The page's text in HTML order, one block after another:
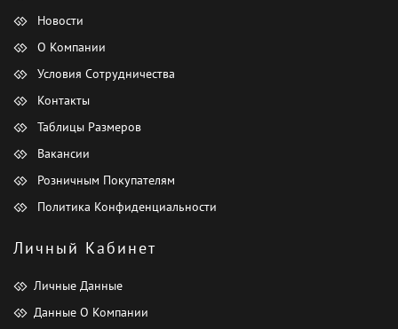
Новости
О Компании
Условия Сотрудничества
Контакты
Таблицы Размеров
Вакансии
Розничным Покупателям
Политика Конфиденциальности
Личный Кабинет
Личные Данные
Данные О Компании